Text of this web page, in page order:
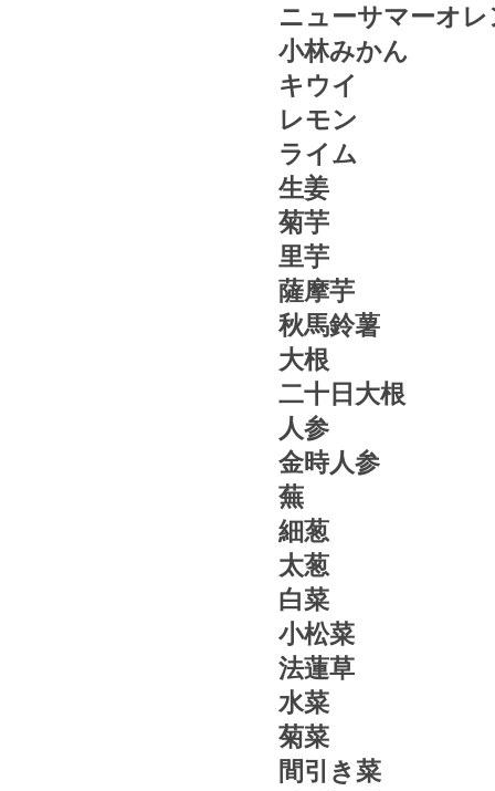
ニューサマーオレ
小林みかん
キウイ
レモン
ライム
生姜
菊芋
里芋
薩摩芋
秋馬鈴薯
大根
二十日大根
人参
金時人参
蕪
細葱
太葱
白菜
小松菜
法蓮草
水菜
菊菜
間引き菜